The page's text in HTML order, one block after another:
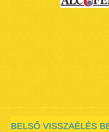
BELSŐ VISSZAÉLÉS